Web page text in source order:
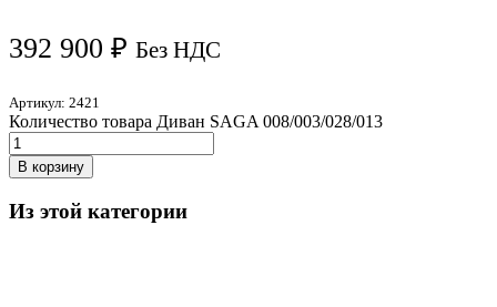
392 900 ₽ Без НДС
Артикул: 2421
Количество товара Диван SAGA 008/003/028/013
В корзину
Из этой категории